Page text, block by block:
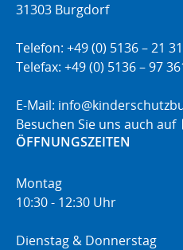
31303 Burgdorf
Telefon: +49 (0) 5136 – 21 31
Telefax: +49 (0) 5136 – 97
E-Mail:
Besuchen Sie uns auch auf
ÖFFNUNGSZEITEN
Montag
10:30 - 12:30 Uhr
Dienstag & Donnerstag